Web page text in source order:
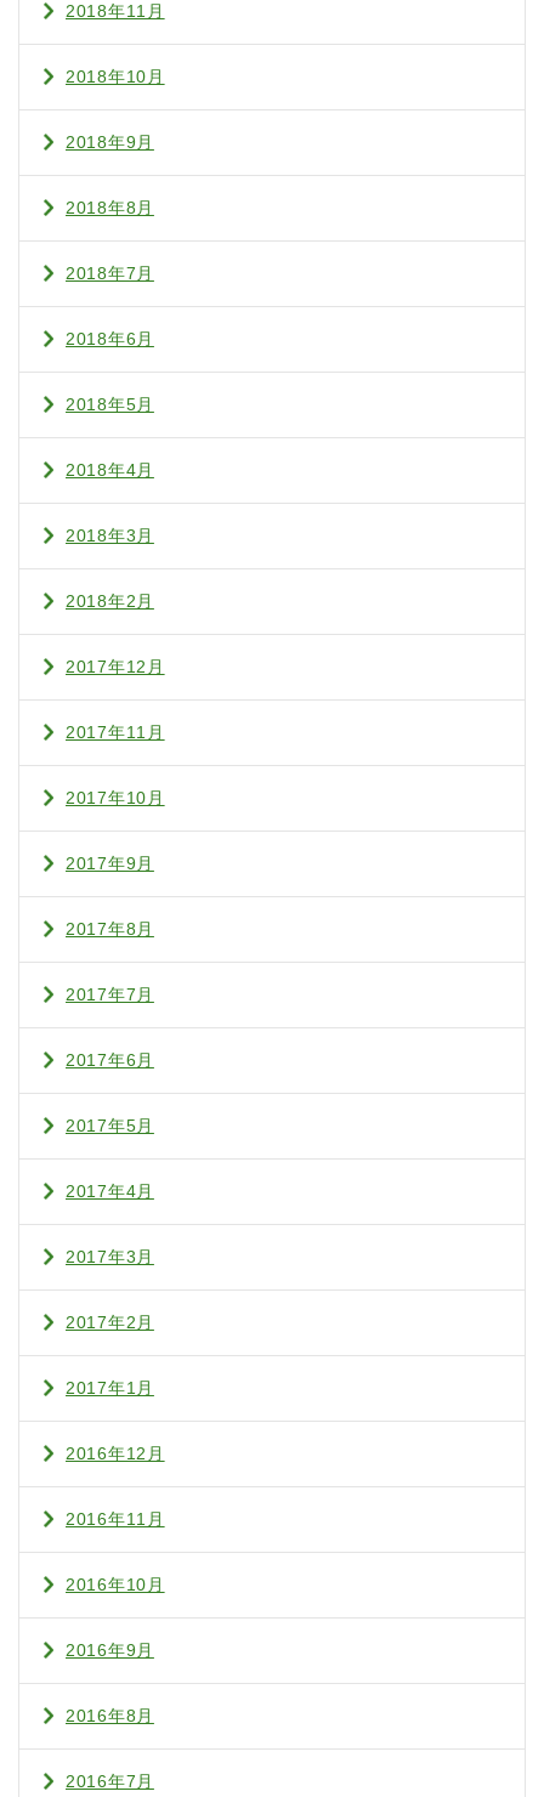
2018年11月
2018年10月
2018年9月
2018年8月
2018年7月
2018年6月
2018年5月
2018年4月
2018年3月
2018年2月
2017年12月
2017年11月
2017年10月
2017年9月
2017年8月
2017年7月
2017年6月
2017年5月
2017年4月
2017年3月
2017年2月
2017年1月
2016年12月
2016年11月
2016年10月
2016年9月
2016年8月
2016年7月